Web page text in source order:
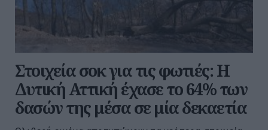
Στοιχεία σοκ για τις φωτιές: Η
Δυτική Αττική έχασε το 64% των
δασών της μέσα σε μία δεκαετία